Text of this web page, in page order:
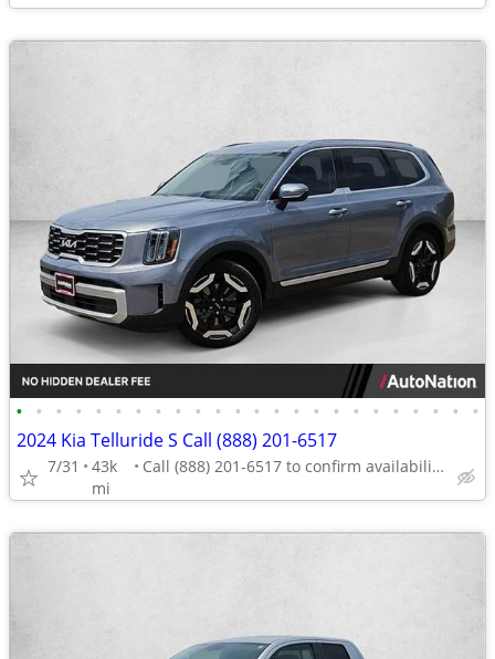
• • • • • • • • • • • • • • • • • • • • • • • •
2024 Kia Telluride S Call (888) 201-6517
7/31
43k
mi
Call (888) 201-6517 to confirm availability - May 14th